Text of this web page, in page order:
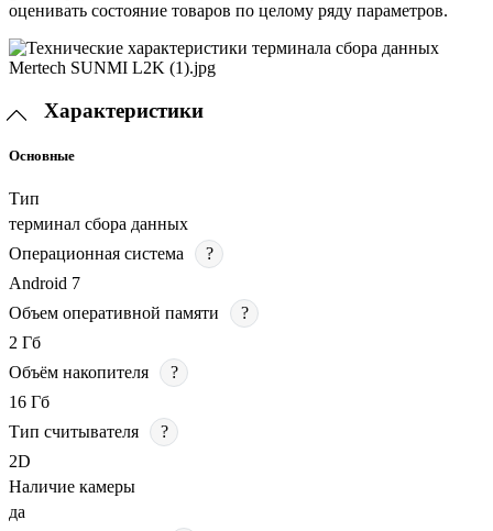
оценивать состояние товаров по целому ряду параметров.
Характеристики
Основные
Тип
терминал сбора данных
Операционная система
?
Android 7
Объем оперативной памяти
?
2 Гб
Объём накопителя
?
16 Гб
Тип считывателя
?
2D
Наличие камеры
да